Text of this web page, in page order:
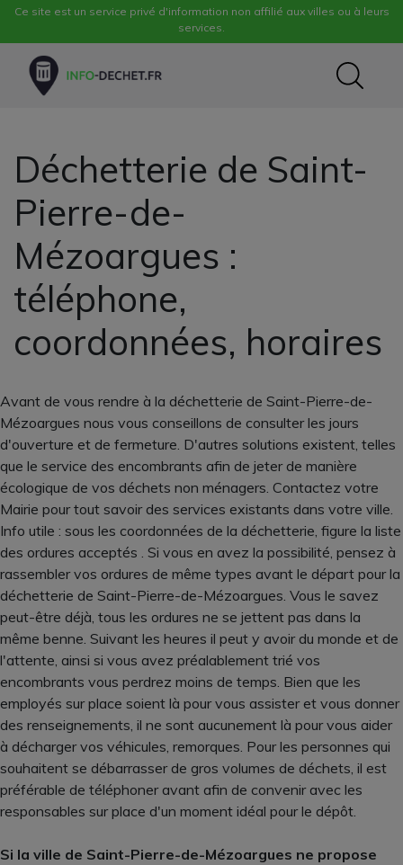
Ce site est un service privé d'information non affilié aux villes ou à leurs
services.
Déchetterie de Saint-
Pierre-de-
Mézoargues :
téléphone,
coordonnées, horaires
Avant de vous rendre à la déchetterie de Saint-Pierre-de-
Mézoargues nous vous conseillons de consulter les jours
d'ouverture et de fermeture. D'autres solutions existent, telles
que le service des encombrants afin de jeter de manière
écologique de vos déchets non ménagers. Contactez votre
Mairie pour tout savoir des services existants dans votre ville.
Info utile : sous les coordonnées de la déchetterie, figure la liste
des ordures acceptés . Si vous en avez la possibilité, pensez à
rassembler vos ordures de même types avant le départ pour la
déchetterie de Saint-Pierre-de-Mézoargues. Vous le savez
peut-être déjà, tous les ordures ne se jettent pas dans la
même benne. Suivant les heures il peut y avoir du monde et de
l'attente, ainsi si vous avez préalablement trié vos
encombrants vous perdrez moins de temps. Bien que les
employés sur place soient là pour vous assister et vous donner
des renseignements, il ne sont aucunement là pour vous aider
à décharger vos véhicules, remorques. Pour les personnes qui
souhaitent se débarrasser de gros volumes de déchets, il est
préférable de téléphoner avant afin de convenir avec les
responsables sur place d'un moment idéal pour le dépôt.
Si la ville de Saint-Pierre-de-Mézoargues ne propose